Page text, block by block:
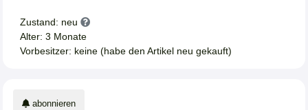
Zustand: neu
Alter: 3 Monate
Vorbesitzer: keine (habe den Artikel neu gekauft)
abonnieren